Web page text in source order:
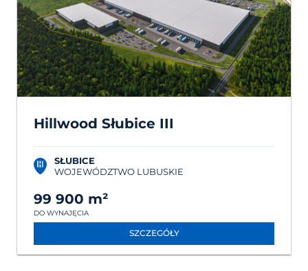
Hillwood Słubice III
SŁUBICE
WOJEWÓDZTWO LUBUSKIE
99 900 m²
DO WYNAJĘCIA
SZCZEGÓŁY